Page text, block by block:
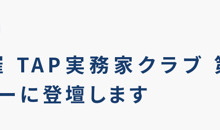
TAP実務家クラブ
に登壇します